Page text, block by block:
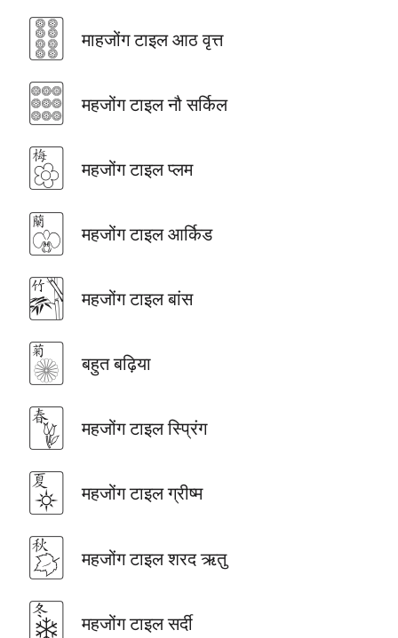
🀠 माहजोंग टाइल आठ वृत्त
🀡 महजोंग टाइल नौ सर्किल
🀢 महजोंग टाइल प्लम
🀣 महजोंग टाइल आर्किड
🀤 महजोंग टाइल बांस
🀥 बहुत बढ़िया
🀦 महजोंग टाइल स्प्रिंग
🀧 महजोंग टाइल ग्रीष्म
🀨 महजोंग टाइल शरद ऋतु
🀩 महजोंग टाइल सर्दी